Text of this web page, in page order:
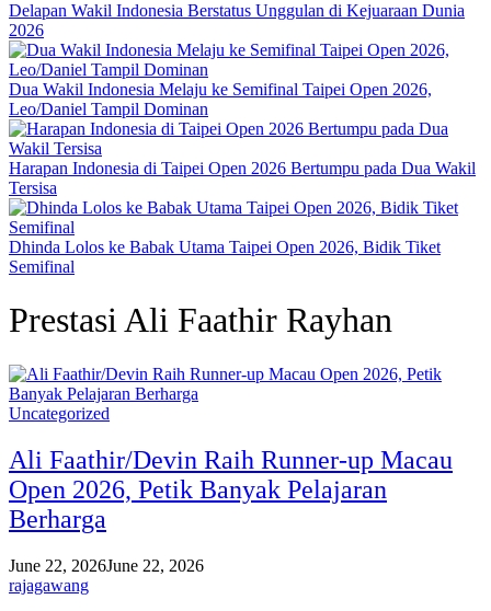
Delapan Wakil Indonesia Berstatus Unggulan di Kejuaraan Dunia
2026
Dua Wakil Indonesia Melaju ke Semifinal Taipei Open 2026,
Leo/Daniel Tampil Dominan
Harapan Indonesia di Taipei Open 2026 Bertumpu pada Dua Wakil
Tersisa
Dhinda Lolos ke Babak Utama Taipei Open 2026, Bidik Tiket
Semifinal
Prestasi Ali Faathir Rayhan
Uncategorized
Ali Faathir/Devin Raih Runner-up Macau
Open 2026, Petik Banyak Pelajaran
Berharga
June 22, 2026June 22, 2026
rajagawang